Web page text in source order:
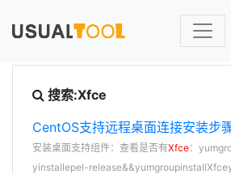
搜索:Xfce
CentOS支持远程桌面连接安装步
安装桌面支持组件：查看是否有Xfce：
yinstallepel-